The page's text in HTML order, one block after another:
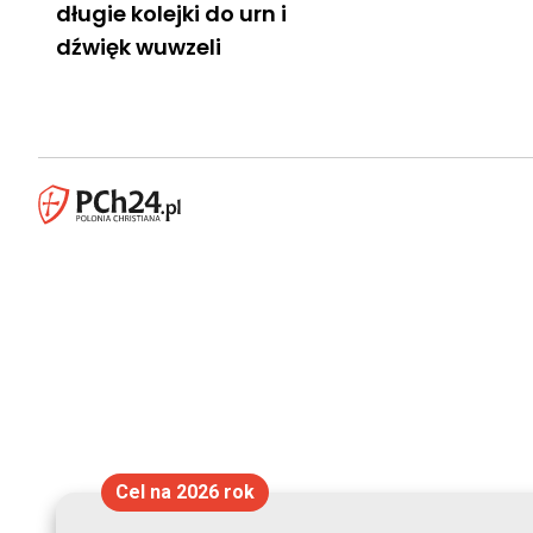
długie kolejki do urn i
dźwięk wuwzeli
Cel na 2026 rok